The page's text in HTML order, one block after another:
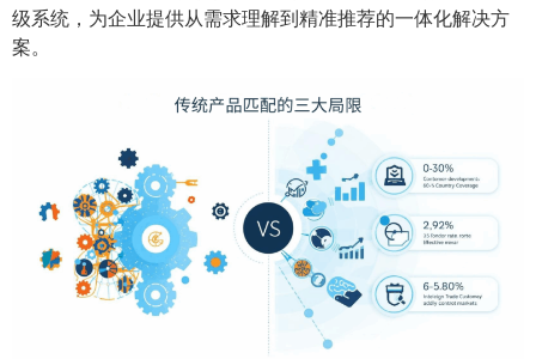
级系统，为企业提供从需求理解到精准推荐的一体化解决方
案。